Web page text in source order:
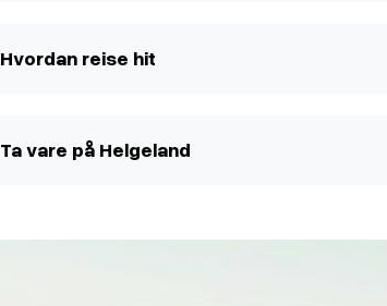
Hvordan reise hit
Ta vare på Helgeland